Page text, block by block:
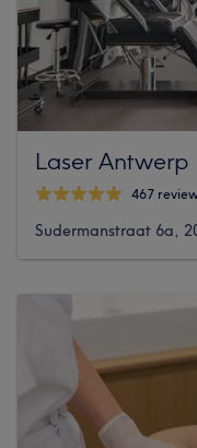
Laser Antwerp
467
Sudermanstraat 6a,